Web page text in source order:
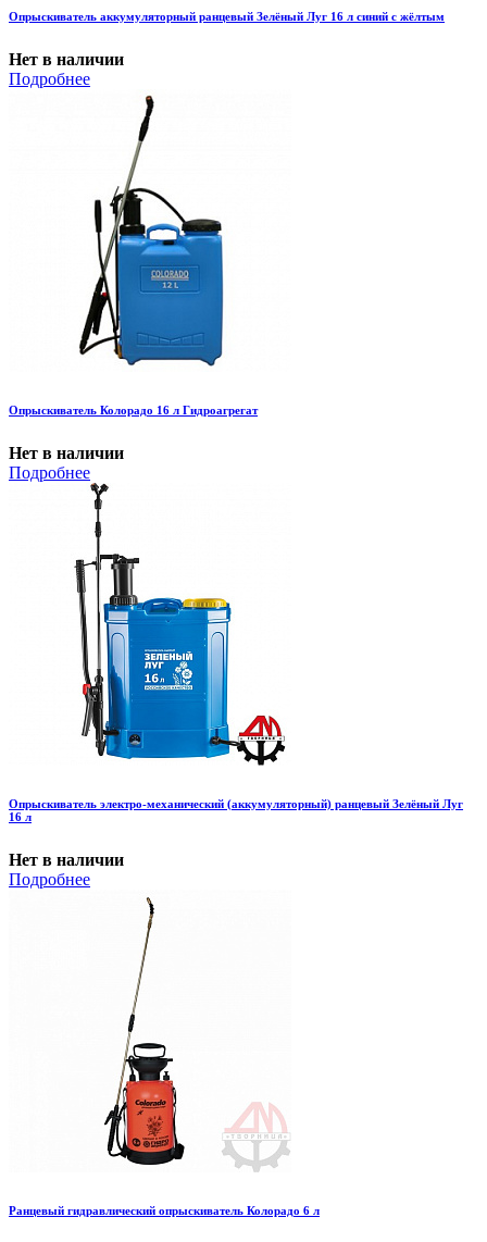
Опрыскиватель аккумуляторный ранцевый Зелёный Луг 16 л синий с жёлтым
Нет в наличии
Подробнее
Опрыскиватель Колорадо 16 л Гидроагрегат
Нет в наличии
Подробнее
Опрыскиватель электро-механический (аккумуляторный) ранцевый Зелёный Луг
16 л
Нет в наличии
Подробнее
Ранцевый гидравлический опрыскиватель Колорадо 6 л